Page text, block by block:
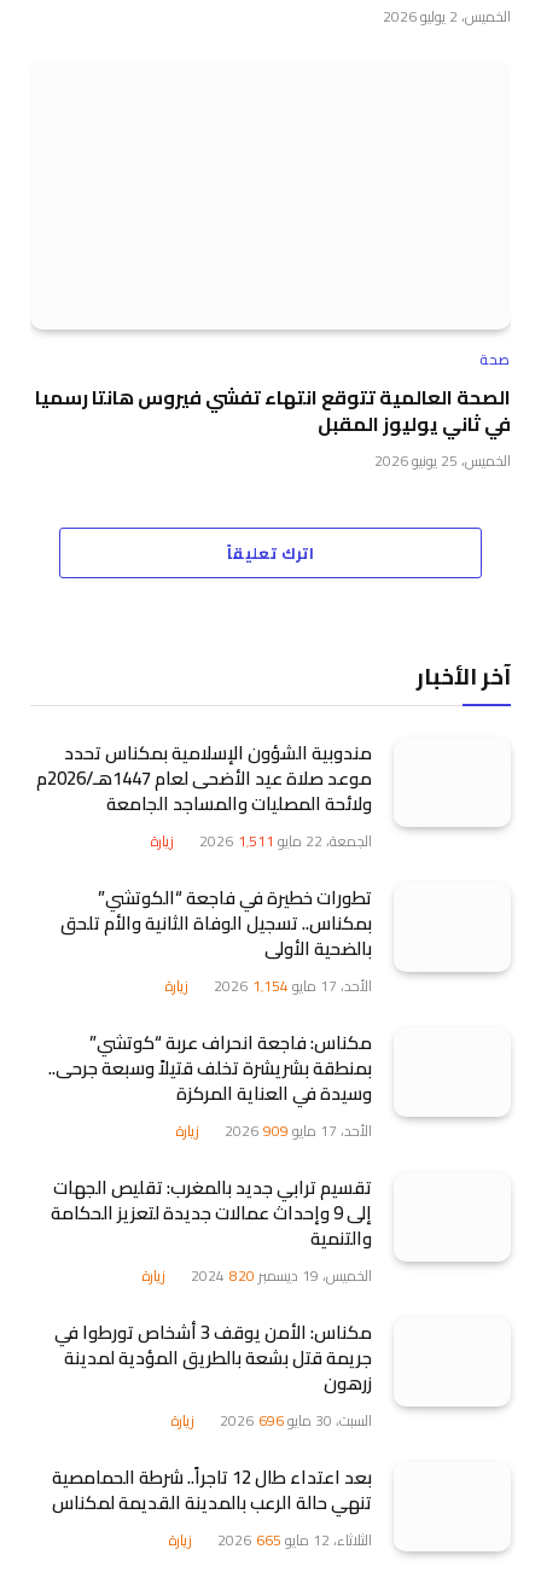
الخميس، 2 يوليو 2026
صحة
الصحة العالمية تتوقع انتهاء تفشي فيروس هانتا رسميا
في ثاني يوليوز المقبل
الخميس، 25 يونيو 2026
اترك تعليقاً
آخر الأخبار
مندوبية الشؤون الإسلامية بمكناس تحدد
موعد صلاة عيد الأضحى لعام 1447هـ/2026م
ولائحة المصليات والمساجد الجامعة
الجمعة، 22 مايو 2026 1٬511 زيارة
تطورات خطيرة في فاجعة “الكوتشي”
بمكناس.. تسجيل الوفاة الثانية والأم تلحق
بالضحية الأولى
الأحد، 17 مايو 2026 1٬154 زيارة
مكناس: فاجعة انحراف عربة “كوتشي”
بمنطقة بشريشرة تخلف قتيلاً وسبعة جرحى..
وسيدة في العناية المركزة
الأحد، 17 مايو 2026 909 زيارة
تقسيم ترابي جديد بالمغرب: تقليص الجهات
إلى 9 وإحداث عمالات جديدة لتعزيز الحكامة
والتنمية
الخميس، 19 ديسمبر 2024 820 زيارة
مكناس: الأمن يوقف 3 أشخاص تورطوا في
جريمة قتل بشعة بالطريق المؤدية لمدينة
زرهون
السبت، 30 مايو 2026 696 زيارة
بعد اعتداء طال 12 تاجراً.. شرطة الحمامصية
تنهي حالة الرعب بالمدينة القديمة لمكناس
الثلاثاء، 12 مايو 2026 665 زيارة